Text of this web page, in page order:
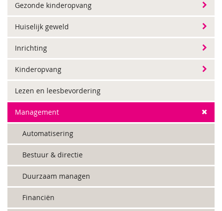
Gezonde kinderopvang
Huiselijk geweld
Inrichting
Kinderopvang
Lezen en leesbevordering
Management
Automatisering
Bestuur & directie
Duurzaam managen
Financiën